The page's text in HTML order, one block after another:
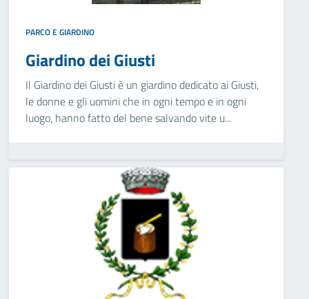
PARCO E GIARDINO
Giardino dei Giusti
Il Giardino dei Giusti è un giardino dedicato ai Giusti,
le donne e gli uomini che in ogni tempo e in ogni
luogo, hanno fatto del bene salvando vite u...